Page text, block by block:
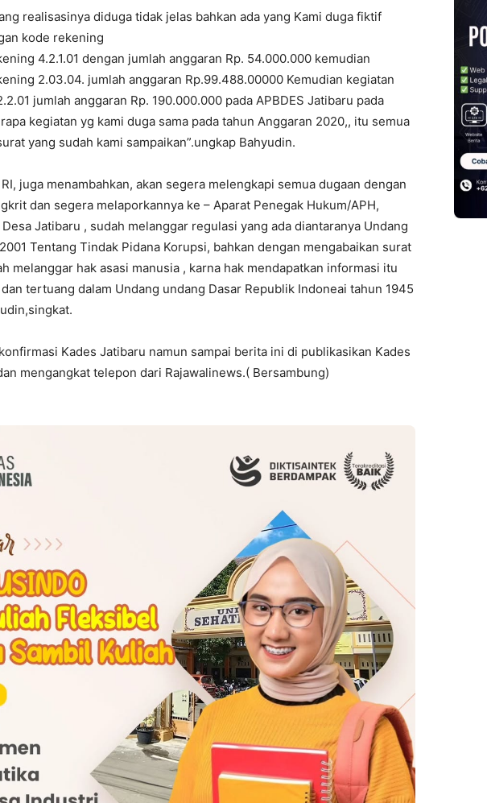
realisasinya diduga tidak jelas bahkan ada yang Kami duga fiktif
kode rekening
4.2.1.01 dengan jumlah anggaran Rp. 54.000.000 kemudian
2.03.04. jumlah anggaran Rp.99.488.00000 Kemudian kegiatan
jumlah anggaran Rp. 190.000.000 pada APBDES Jatibaru pada
kegiatan yg kami duga sama pada tahun Anggaran 2020,, itu semua
yang sudah kami sampaikan”.ungkap Bahyudin.
juga menambahkan, akan segera melengkapi semua dugaan dengan
dan segera melaporkannya ke – Aparat Penegak Hukum/APH,
Jatibaru , sudah melanggar regulasi yang ada diantaranya Undang
Tentang Tindak Pidana Korupsi, bahkan dengan mengabaikan surat
melanggar hak asasi manusia , karna hak mendapatkan informasi itu
tertuang dalam Undang undang Dasar Republik Indoneai tahun 1945
Kades Jatibaru namun sampai berita ini di publikasikan Kades
mengangkat telepon dari Rajawalinews.( Bersambung)